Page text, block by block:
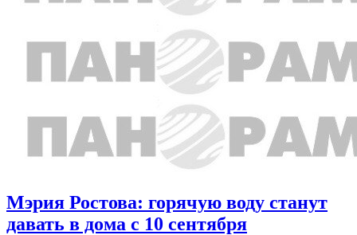
Мэрия Ростова: горячую воду станут
давать в дома с 10 сентября